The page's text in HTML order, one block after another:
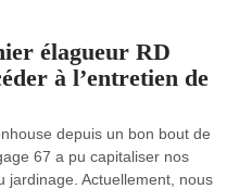
élagueur RD
à l’entretien de
depuis un bon bout de
67 a pu capitaliser nos
jardinage. Actuellement, nous